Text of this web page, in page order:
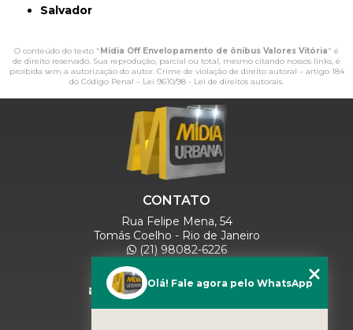
Salvador
O conteúdo do texto " Mídia Off Envelopamento de ônibus Valores Vitória" é
de direito reservado. Sua reprodução, parcial ou total, mesmo citando nossos links, é
proibida sem a autorização do autor. Crime de violação de direito autoral – artigo 184
do Código Penal – Lei 9610/98 - Lei de direitos autorais.
CONTATO
Rua Felipe Mena, 54
Tomás Coelho - Rio de Janeiro
(21) 98082-6226
(21) 97280-9600
(11) 93071-5918
comercialmidiaurbana@gmail.com
Olá! Fale agora pelo WhatsApp